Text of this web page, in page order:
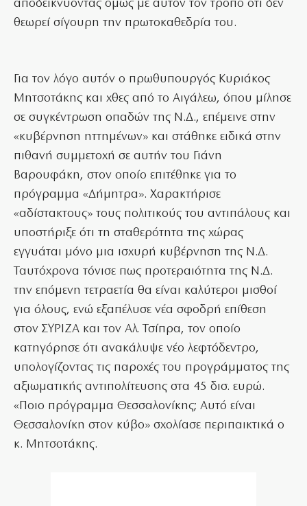
αποδεικνύοντας όμως με αυτόν τον τρόπο ότι δεν
θεωρεί σίγουρη την πρωτοκαθεδρία του.
Για τον λόγο αυτόν ο πρωθυπουργός Κυριάκος
Μητσοτάκης και χθες από το Αιγάλεω, όπου μίλησε
σε συγκέντρωση οπαδών της Ν.Δ., επέμεινε στην
«κυβέρνηση ηττημένων» και στάθηκε ειδικά στην
πιθανή συμμετοχή σε αυτήν του Γιάνη
Βαρουφάκη, στον οποίο επιτέθηκε για το
πρόγραμμα «Δήμητρα». Χαρακτήρισε
«αδίστακτους» τους πολιτικούς του αντιπάλους και
υποστήριξε ότι τη σταθερότητα της χώρας
εγγυάται μόνο μια ισχυρή κυβέρνηση της Ν.Δ.
Ταυτόχρονα τόνισε πως προτεραιότητα της Ν.Δ.
την επόμενη τετραετία θα είναι καλύτεροι μισθοί
για όλους, ενώ εξαπέλυσε νέα σφοδρή επίθεση
στον ΣΥΡΙΖΑ και τον Αλ. Τσίπρα, τον οποίο
κατηγόρησε ότι ανακάλυψε νέο λεφτόδεντρο,
υπολογίζοντας τις παροχές του προγράμματος της
αξιωματικής αντιπολίτευσης στα 45 δισ. ευρώ.
«Ποιο πρόγραμμα Θεσσαλονίκης; Αυτό είναι
Θεσσαλονίκη στον κύβο» σχολίασε περιπαικτικά ο
κ. Μητσοτάκης.